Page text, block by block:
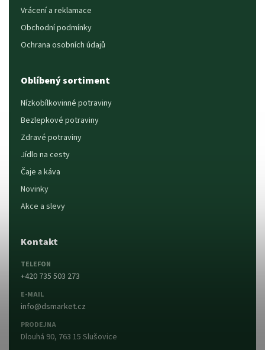
Vrácení a reklamace
Obchodní podmínky
Ochrana osobních údajů
Oblíbený sortiment
Nízkobílkovinné potraviny
Bezlepkové potraviny
Zdravé potraviny
Jídlo na cesty
Čaje a káva
Novinky
Akce a slevy
Kontakt
TELEFON
+420 735 503 273
E-MAIL
info@dsmarket.cz
PRODEJNA
Dlouhá 90, 763 15 Slušovice